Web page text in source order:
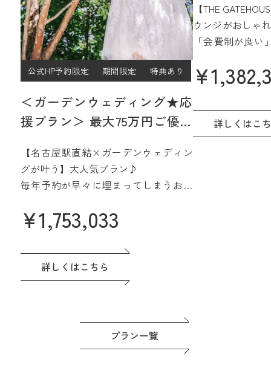
公式HP予約限定 期間限定 特典あり
＜ガーデンウェディング★応
援プラン＞ 最大75万円ご優待
【名古屋駅直結×ガーデンウェディン
グが叶う】大人気プラン♪
毎年予約が早々に埋まってしまうお得
名駅直結&緑あふれる貸切会場。名古
屋城も一望できる眺望も人気です♪高
評価の料理は一番のおもてなし。
ドレスなど贅沢な特典つき◎準備もゆ
っくり進めよう！
¥1,753,033
詳しくはこちら
【THE
ウンジがおしゃ
「会費制が良
過ごしたい」
そんなご希望
15階、名古屋を
間で実現☆
さらに魅力的に
¥
詳しくはこ
プラン一覧